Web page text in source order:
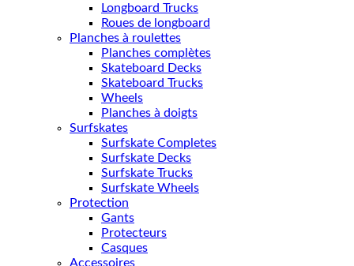
Longboard Trucks
Roues de longboard
Planches à roulettes
Planches complètes
Skateboard Decks
Skateboard Trucks
Wheels
Planches à doigts
Surfskates
Surfskate Completes
Surfskate Decks
Surfskate Trucks
Surfskate Wheels
Protection
Gants
Protecteurs
Casques
Accessoires